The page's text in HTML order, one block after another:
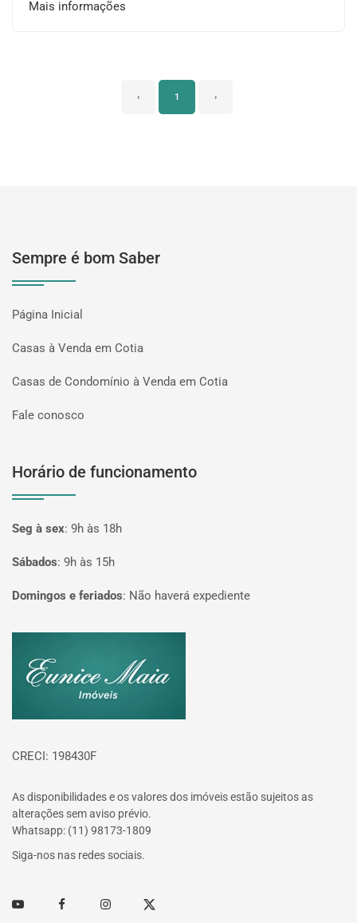
Mais informações
‹ 1 ›
Sempre é bom Saber
Página Inicial
Casas à Venda em Cotia
Casas de Condomínio à Venda em Cotia
Fale conosco
Horário de funcionamento
Seg à sex: 9h às 18h
Sábados: 9h às 15h
Domingos e feriados: Não haverá expediente
CRECI: 198430F
As disponibilidades e os valores dos imóveis estão sujeitos as
alterações sem aviso prévio.
Whatsapp: (11) 98173-1809
Siga-nos nas redes sociais.
Youtube FacebookInstagramTwitter